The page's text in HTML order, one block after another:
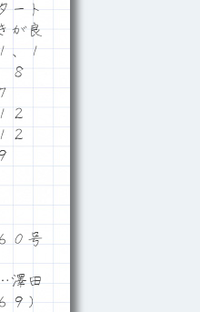
ート
が良
、１
８
２
２
０号
澤田
９）